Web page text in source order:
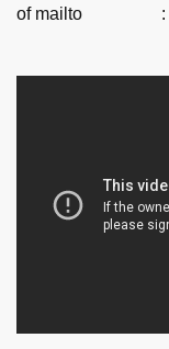
of mailto :